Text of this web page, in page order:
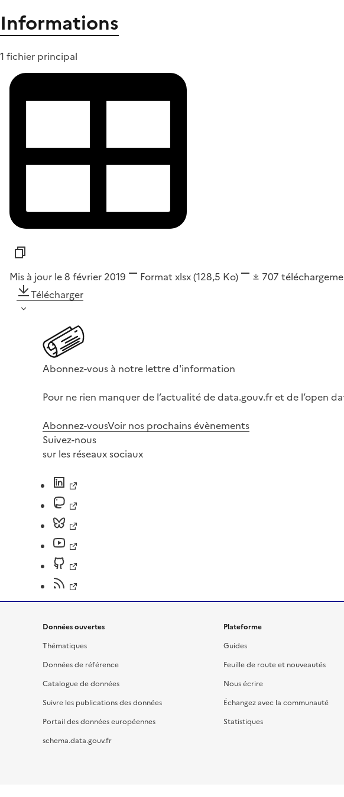
Informations
1 fichier principal
Mis à jour le 8 février 2019 Format xlsx(128,5 Ko) 707
Télécharger
Abonnez-vous à notre lettre d'information
Pour ne rien manquer de l’actualité de data.gouv.fr et de l’open
Abonnez-vousVoir nos prochains évènements
Suivez-nous
sur les réseaux sociaux
Données ouvertes
Thématiques
Données de référence
Catalogue de données
Suivre les publications des données
Portail des données européennes
schema.data.gouv.fr
Plateforme
Guides
Feuille de route et nouveautés
Nous écrire
Échangez avec la communauté
Statistiques